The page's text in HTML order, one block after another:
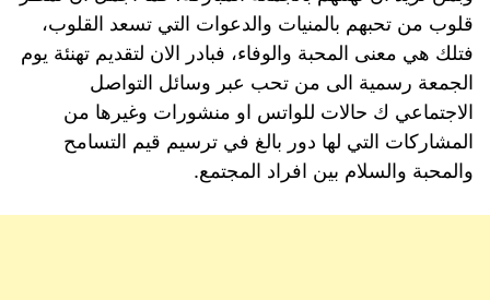
قلوب من تحبهم بالمنيات والدعوات التي تسعد القلوب،
فتلك هي معنى المحبة والوفاء، فبادر الان لتقديم تهنئة يوم
الجمعة رسمية الى من تحب عبر وسائل التواصل
الاجتماعي ك حالات للواتس او منشورات وغيرها من
المشاركات التي لها دور بالغ في ترسيم قيم التسامح
والمحبة والسلام بين افراد المجتمع.